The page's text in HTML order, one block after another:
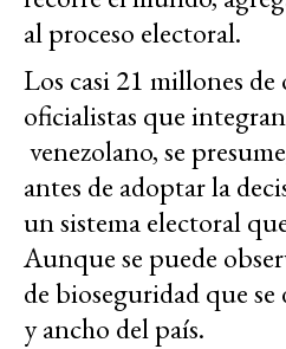
al proceso electoral.
Los casi 21 millones
oficialistas que
venezolano, se
antes de adoptar la
un sistema electoral
Aunque se puede
de bioseguridad que
y ancho del país.